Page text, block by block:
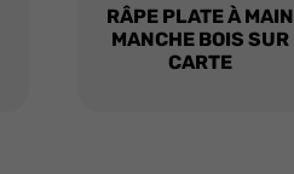
RÂPE PLATE À MAIN
MANCHE BOIS SUR
CARTE